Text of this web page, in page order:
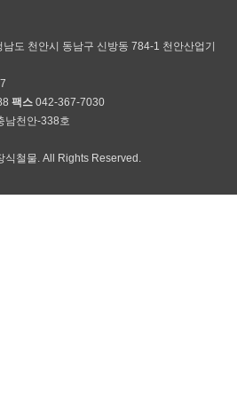
남도 천안시 동남구 신방동 784-1 천안산업기
팩스 042-367-7030
남천안-338호
철물. All Rights Reserved.